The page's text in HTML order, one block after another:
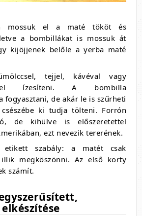
mossuk el a maté tököt és
a bombillákat is mossuk át
kijöjjenek belőle a yerba maté
tejjel, kávéval vagy
ízesíteni. A bombilla
fogyasztani, de akár le is szűrheti
ki tudja tölteni. Forrón
de kihülve is előszeretettel
ezt nevezik tererének.
szabály: a matét csak
megköszönni. Az első korty
számít.